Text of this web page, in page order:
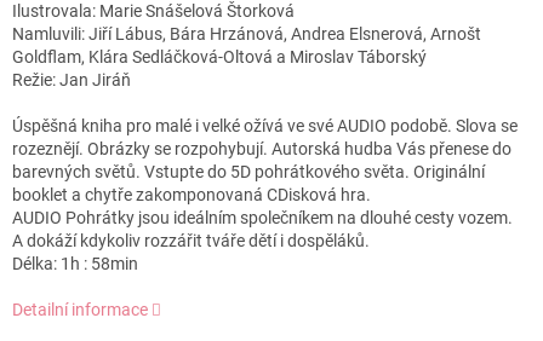
Ilustrovala: Marie Snášelová Štorková
Namluvili: Jiří Lábus, Bára Hrzánová, Andrea Elsnerová, Arnošt
Goldflam, Klára Sedláčková-Oltová a Miroslav Táborský
Režie: Jan Jiráň
Úspěšná kniha pro malé i velké ožívá ve své AUDIO podobě. Slova se
rozeznějí. Obrázky se rozpohybují. Autorská hudba Vás přenese do
barevných světů. Vstupte do 5D pohrátkového světa. Originální
booklet a chytře zakomponovaná CDisková hra.
AUDIO Pohrátky jsou ideálním společníkem na dlouhé cesty vozem.
A dokáží kdykoliv rozzářit tváře dětí i dospěláků.
Délka: 1h : 58min
Detailní informace